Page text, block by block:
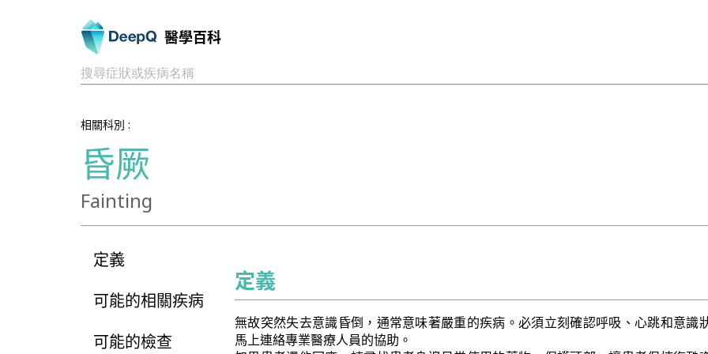
醫學百科
搜尋症狀或疾病名稱
相關科別 :
昏厥
Fainting
定義
可能的相關疾病
可能的檢查
定義
無故突然失去意識昏倒，通常意味著嚴重的疾病。必須立刻確認呼吸、心跳和意識
馬上連絡專業醫療人員的協助。